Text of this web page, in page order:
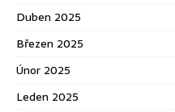
Duben 2025
Březen 2025
Únor 2025
Leden 2025